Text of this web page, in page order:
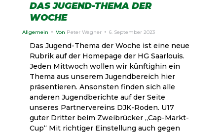
DAS JUGEND-THEMA DER
WOCHE
Allgemein Von Peter Wagner 6. September 2023
Das Jugend-Thema der Woche ist eine neue
Rubrik auf der Homepage der HG Saarlouis.
Jeden Mittwoch wollen wir künftighin ein
Thema aus unserem Jugendbereich hier
präsentieren. Ansonsten finden sich alle
anderen Jugendberichte auf der Seite
unseres Partnervereins DJK-Roden. U17
guter Dritter beim Zweibrücker „Cap-Markt-
Cup“ Mit richtiger Einstellung auch gegen